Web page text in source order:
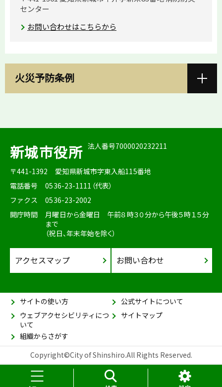
センター
お問い合わせはこちらから
火災予防条例
新城市役所 法人番号7000020232211
〒441-1392
愛知県新城市字東入船115番地
電話番号
0536-23-1111（代表）
ファクス
0536-23-2002
開庁時間
月曜日から金曜日 午前８時３０分から午後５時１５分
まで
（祝日、年末年始を除く）
アクセスマップ お問い合わせ
サイトの使い方
公式サイトについて
ウェブアクセシビリティにつ
いて
サイトマップ
組織からさがす
Copyright©City of Shinshiro.All Rights Reserved.